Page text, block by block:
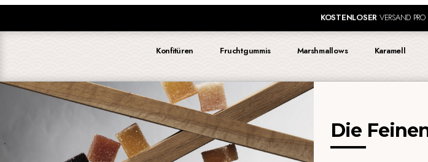
KOSTENLOSER VERSAND
Konfitüren Fruchtgummis Marshmallows Karamell
Die